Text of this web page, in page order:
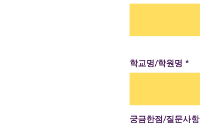
학교명/학원명
궁금한점/질문사항